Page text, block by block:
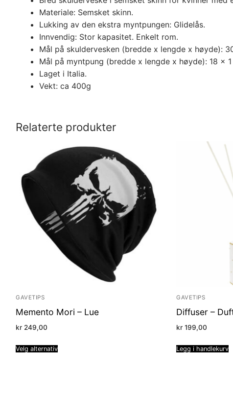
Materiale: Semsket skinn.
Lukking av den ekstra myntpungen: Glidelås.
Innvendig: Stor kapasitet. Enkelt rom.
Mål på skuldervesken (bredde x lengde x høyde):
Mål på myntpung (bredde x lengde x høyde): 18 x
Laget i Italia.
Vekt: ca 400g
Relaterte produkter
GAVETIPS
Memento Mori – Lue
kr 249,00
Velg alternativ
GAVETIPS
Diffuser –
kr 199,00
Legg i handlekurv